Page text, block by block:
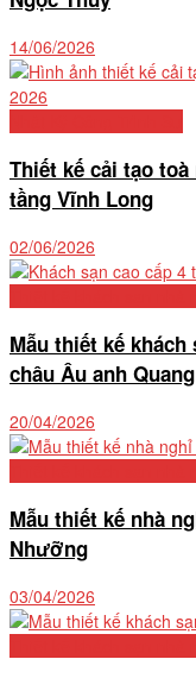
14/06/2026
Thiết kế cải tạo
tầng Vĩnh Long
02/06/2026
Mẫu thiết kế
châu Âu anh Quang
20/04/2026
Mẫu thiết kế nhà
Nhưỡng
03/04/2026